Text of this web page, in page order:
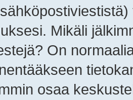
Mikäli
On
osaa